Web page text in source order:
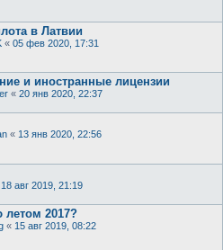
в Латвии
« 05 фев 2020, 17:31
и иностранные лицензии
« 20 янв 2020, 22:37
« 13 янв 2020, 22:56
18 авг 2019, 21:19
летом 2017?
« 15 авг 2019, 08:22